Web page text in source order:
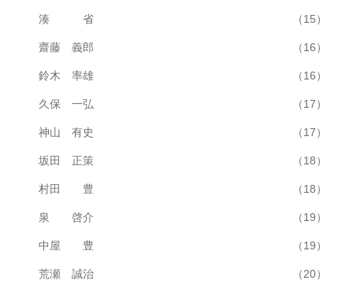
湊 省 （15）
齋藤 義郎 （16）
鈴木 率雄 （16）
久保 一弘 （17）
神山 有史 （17）
坂田 正策 （18）
村田 豊 （18）
泉 啓介 （19）
中屋 豊 （19）
荒瀬 誠治 （20）